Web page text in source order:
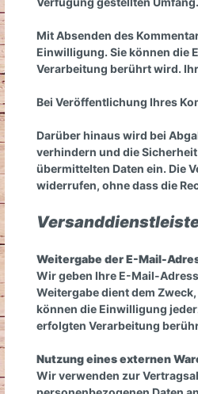
Mit Absenden des
Einwilligung. Sie können die
Verarbeitung berührt wird.
Bei Veröffentlichung Ihres
Darüber hinaus wird bei
verhindern und die
übermittelten Daten ein. Die
widerrufen, ohne dass die
Weitergabe der E-Mail-
Wir geben Ihre E-Mail-
Weitergabe dient dem
können die Einwilligung
erfolgten Verarbeitung
Nutzung eines externen
Wir verwenden zur